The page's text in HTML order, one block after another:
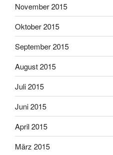
November 2015
Oktober 2015
September 2015
August 2015
Juli 2015
Juni 2015
April 2015
März 2015